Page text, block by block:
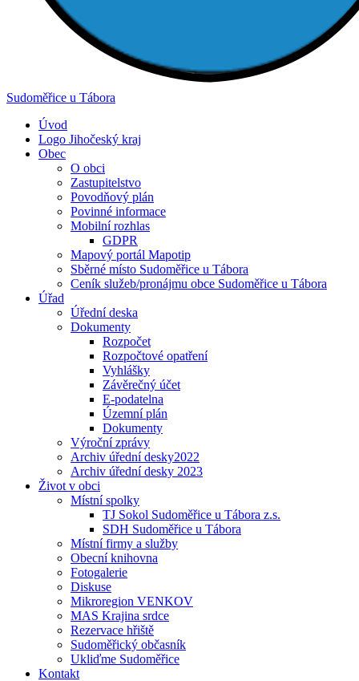
Sudoměřice u Tábora
Úvod
Logo Jihočeský kraj
Obec
O obci
Zastupitelstvo
Povodňový plán
Povinné informace
Mobilní rozhlas
GDPR
Mapový portál Mapotip
Sběrné místo Sudoměřice u Tábora
Ceník služeb/pronájmu obce Sudoměřice u Tábora
Úřad
Úřední deska
Dokumenty
Rozpočet
Rozpočtové opatření
Vyhlášky
Závěrečný účet
E-podatelna
Územní plán
Dokumenty
Výroční zprávy
Archiv úřední desky2022
Archiv úřední desky 2023
Život v obci
Místní spolky
TJ Sokol Sudoměřice u Tábora z.s.
SDH Sudoměřice u Tábora
Místní firmy a služby
Obecní knihovna
Fotogalerie
Diskuse
Mikroregion VENKOV
MAS Krajina srdce
Rezervace hřiště
Sudoměřický občasník
Ukliďme Sudoměřice
Kontakt